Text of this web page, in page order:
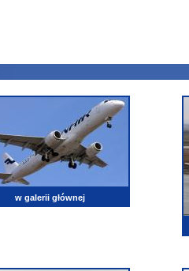
w galerii głównej